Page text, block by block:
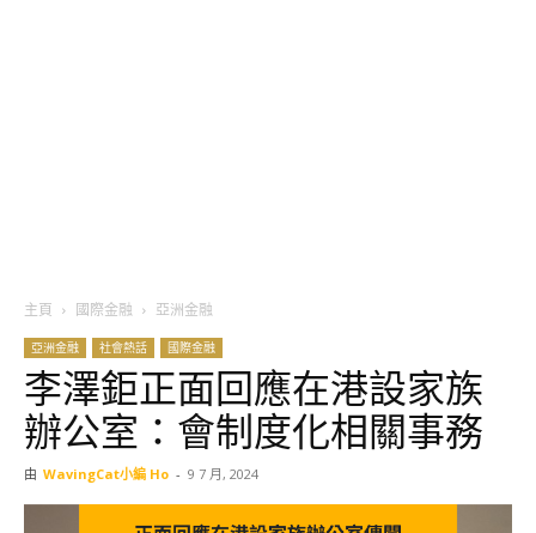
主頁 國際金融 亞洲金融
亞洲金融 社會熱話 國際金融
李澤鉅正面回應在港設家族
辦公室：會制度化相關事務
由 WavingCat小編 Ho - 9 7 月, 2024